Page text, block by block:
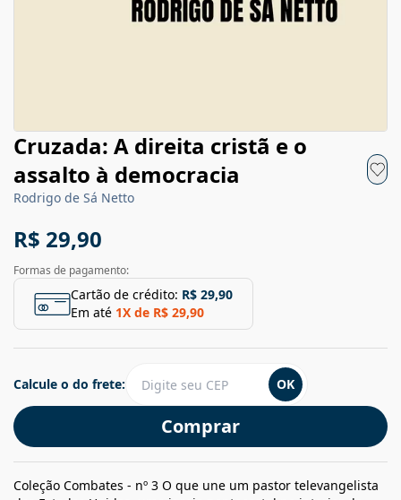
Cruzada: A direita cristã e o
assalto à democracia
Rodrigo de Sá Netto
R$ 29,90
Formas de pagamento:
Cartão de crédito: R$ 29,90
Em até 1X de R$ 29,90
Comprar
Calcule o do frete: OK
Coleção Combates - nº 3 O que une um pastor televangelista